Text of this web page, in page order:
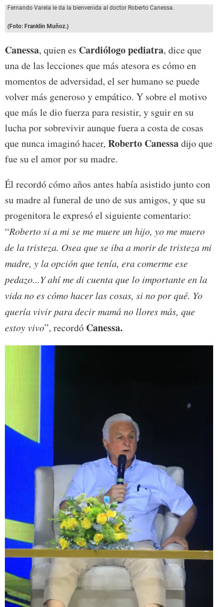
Fernando Varela le da la bienvenida al doctor Roberto Canessa.
(Foto: Franklin Muñoz.)
Canessa, quien es Cardiólogo pediatra, dice que
una de las lecciones que más atesora es cómo en
momentos de adversidad, el ser humano se puede
volver más generoso y empático. Y sobre el motivo
que más le dio fuerza para resistir, y sguir en su
lucha por sobrevivir aunque fuera a costa de cosas
que nunca imaginó hacer, Roberto Canessadijo que
fue su el amor por su madre.
Él recordó cómo años antes había asistido junto con
su madre al funeral de uno de sus amigos, y que su
progenitora le expresó el siguiente comentario:
“Roberto si a mi se me muere un hijo, yo me muero
de la tristeza. Osea que se iba a morir de tristeza mi
madre, y la opción que tenía, era comerme ese
pedazo...Y ahí me di cuenta que lo importante en la
vida no es cómo hacer las cosas, si no por qué. Yo
quería vivir para decir mamá no llores más, que
estoy vivo”, recordó Canessa.